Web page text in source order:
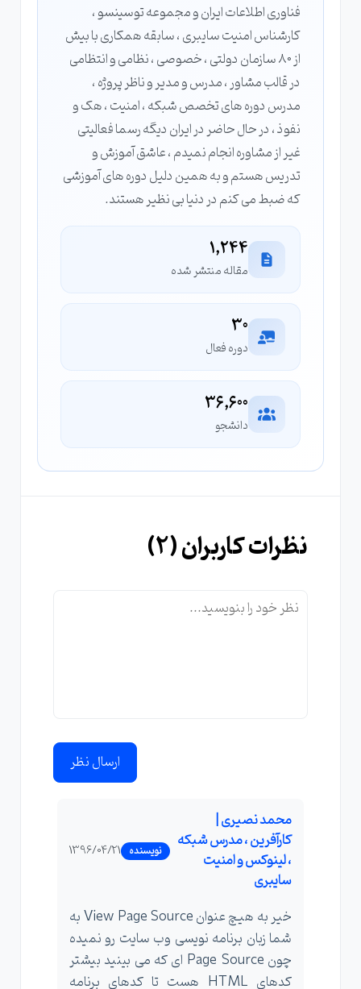
فناوری اطلاعات ایران و مجموعه توسینسو ،
کارشناس امنیت سایبری ، سابقه همکاری با بیش
از 80 سازمان دولتی ، خصوصی ، نظامی و انتظامی
در قالب مشاور ، مدرس و مدیر و ناظر پروژه ،
مدرس دوره های تخصص شبکه ، امنیت ، هک و
نفوذ ، در حال حاضر در ایران دیگه رسما فعالیتی
غیر از مشاوره انجام نمیدم ، عاشق آموزش و
تدریس هستم و به همین دلیل دوره های آموزشی
که ضبط می کنم در دنیا بی نظیر هستند.
1,244
مقاله منتشر شده
30
دوره فعال
36,600
دانشجو
نظرات کاربران (2
)
ارسال نظر
محمد نصیری |
کارآفرین ، مدرس شبکه
، لینوکس و امنیت
سایبری
نویسنده 1396/04/21
خیر به هیچ عنوان View Page Source به
شما زبان برنامه نویسی وب سایت رو نمیده
چون Page Source ای که می بینید بیشتر
کدهای HTML هست تا کدهای برنامه